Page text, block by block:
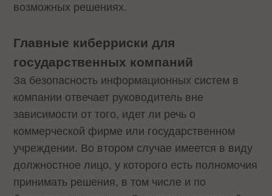
возможных решениях.
Главные киберриски для
государственных компаний
За безопасность информационных систем в
компании отвечает руководитель вне
зависимости от того, идет ли речь о
коммерческой фирме или государственном
учреждении. Во втором случае имеется в виду
должностное лицо, у которого есть полномочия
принимать решения, в том числе и по